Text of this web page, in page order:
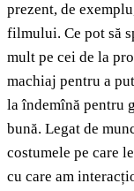
prezent, de
filmului. Ce pot să
mult pe cei de la
machiaj pentru a
la îndemînă pentru
bună. Legat de
costumele pe care
cu care am